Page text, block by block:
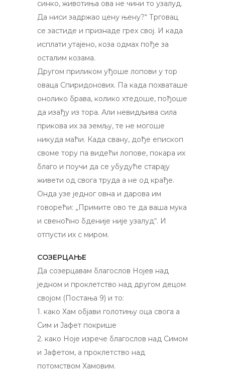
синко, животиња ова не чини то узалуд.
Да ниси задржао цену њену?“ Трговац
се застиде и признаде грех свој. И када
исплати утајено, коза одмах пође за
осталим козама.
Другом приликом уђоше лопови у тор
оваца Спиридонових. Па када похваташе
онолико брава, колико хтедоше, пођоше
да изађу из тора. Али невидљива сила
прикова их за земљу, те не могоше
никуда маћи. Када свану, дође епископ
своме тору па видећи лопове, покара их
благо и поучи да се убудуће старају
живети од свога труда a не од крађе.
Онда узе једног овна и дарова им
говорећи: „Примите ово те да ваша мука
и свеноћно бденије није узалуд“. И
отпусти их c миром.
СОЗЕРЦАЊЕ
Да созерцавам благослов Нојев над
једном и проклетство над другом децом
својом (Постања 9) и то:
1. како Хам објави голотињу оца свога a
Сим и Јафет покрише
2. како Ноје изрече благослов над Симом
и Јафетом, a проклетство над
потомством Хамовим.